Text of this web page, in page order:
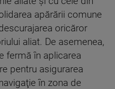
apărării comune
oricăror
aliat. De asemenea,
fermă în aplicarea
pentru asigurarea
în zona de